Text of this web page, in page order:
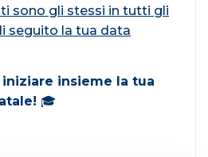
sono gli stessi in tutti gli
seguito la tua data
insieme la tua
🎓